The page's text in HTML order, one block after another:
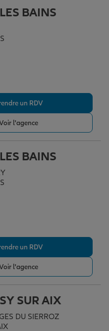
vie
BAINS
un RDV
l'agence
BAINS
un RDV
l'agence
SUR AIX
DU SIERROZ